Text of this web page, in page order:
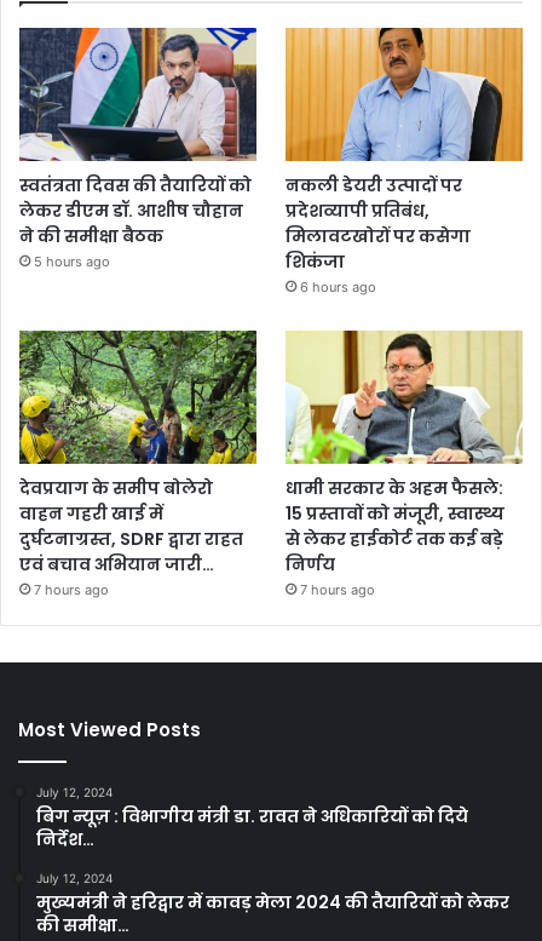
स्वतंत्रता दिवस की तैयारियों को
लेकर डीएम डॉ. आशीष चौहान
ने की समीक्षा बैठक
5 hours ago
नकली डेयरी उत्पादों पर
प्रदेशव्यापी प्रतिबंध,
मिलावटखोरों पर कसेगा
शिकंजा
6 hours ago
देवप्रयाग के समीप बोलेरो
वाहन गहरी खाई में
दुर्घटनाग्रस्त, SDRF द्वारा राहत
एवं बचाव अभियान जारी…
7 hours ago
धामी सरकार के अहम फैसले:
15 प्रस्तावों को मंजूरी, स्वास्थ्य
से लेकर हाईकोर्ट तक कई बड़े
निर्णय
7 hours ago
Most Viewed Posts
July 12, 2024
बिग न्यूज़ : विभागीय मंत्री डा. रावत ने अधिकारियों को दिये
निर्देश…
July 12, 2024
मुख्यमंत्री ने हरिद्वार में कावड़ मेला 2024 की तैयारियों को लेकर
की समीक्षा…